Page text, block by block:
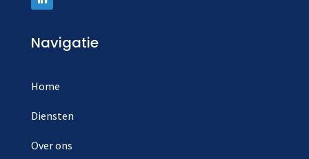
Navigatie
Home
Diensten
Over ons